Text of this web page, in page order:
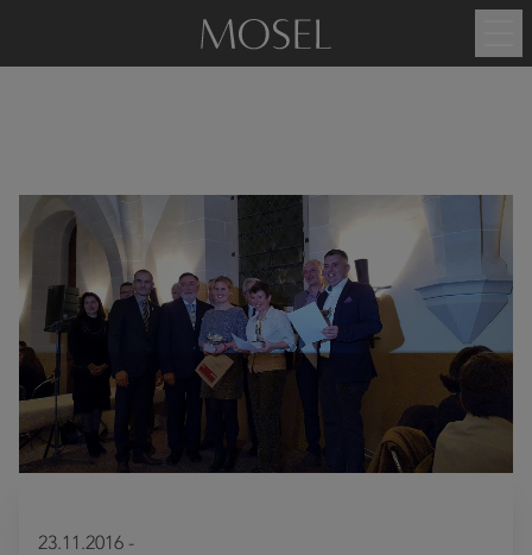
23.11.2016 -